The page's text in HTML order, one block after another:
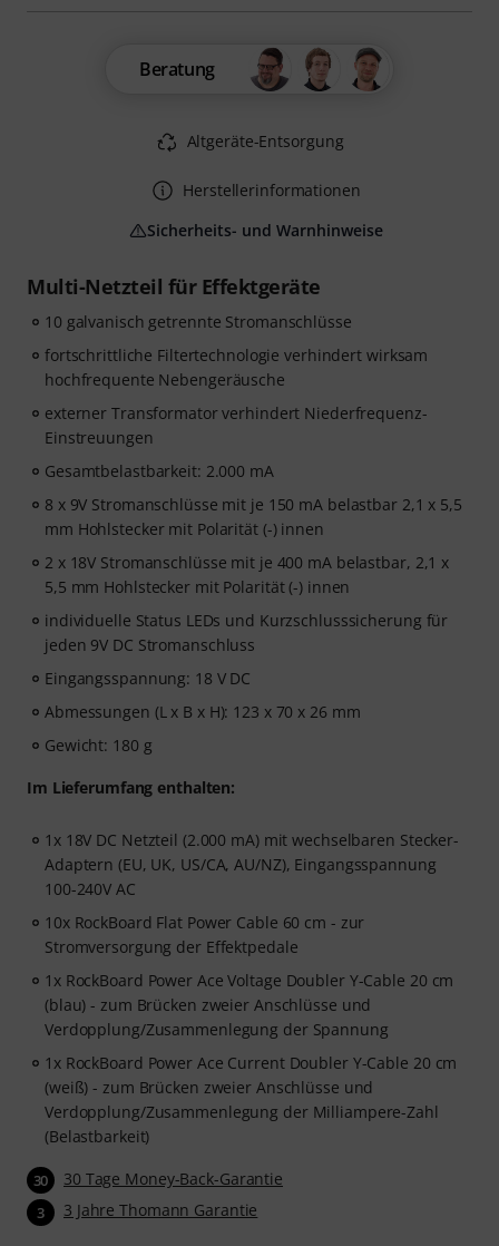
Multi-Netzteil für Effektgeräte
10 galvanisch getrennte Stromanschlüsse
fortschrittliche Filtertechnologie verhindert wirksam
hochfrequente Nebengeräusche
externer Transformator verhindert Niederfrequenz-
Einstreuungen
Gesamtbelastbarkeit: 2.000 mA
8 x 9V Stromanschlüsse mit je 150 mA belastbar 2,1 x 5,5
mm Hohlstecker mit Polarität (-) innen
2 x 18V Stromanschlüsse mit je 400 mA belastbar, 2,1 x
5,5 mm Hohlstecker mit Polarität (-) innen
individuelle Status LEDs und Kurzschlusssicherung für
jeden 9V DC Stromanschluss
Eingangsspannung: 18 V DC
Abmessungen (L x B x H): 123 x 70 x 26 mm
Gewicht: 180 g
Im Lieferumfang enthalten:
1x 18V DC Netzteil (2.000 mA) mit wechselbaren Stecker-
Adaptern (EU, UK, US/CA, AU/NZ), Eingangsspannung
100-240V AC
10x RockBoard Flat Power Cable 60 cm - zur
Stromversorgung der Effektpedale
1x RockBoard Power Ace Voltage Doubler Y-Cable 20 cm
(blau) - zum Brücken zweier Anschlüsse und
Verdopplung/Zusammenlegung der Spannung
1x RockBoard Power Ace Current Doubler Y-Cable 20 cm
(weiß) - zum Brücken zweier Anschlüsse und
Verdopplung/Zusammenlegung der Milliampere-Zahl
(Belastbarkeit)
30 30 Tage Money-Back-Garantie
3 3 Jahre Thomann Garantie
Beratung
Altgeräte-Entsorgung
Herstellerinformationen
Sicherheits- und Warnhinweise